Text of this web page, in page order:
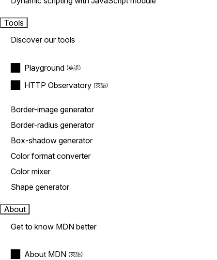
Tools
Discover our tools
Playground
HTTP Observatory
Border-image generator
Border-radius generator
Box-shadow generator
Color format converter
Color mixer
Shape generator
About
Get to know MDN better
About MDN